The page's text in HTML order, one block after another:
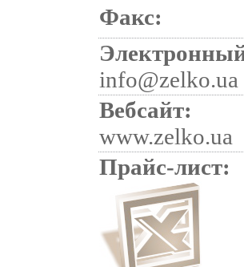
Факс:
info@zelko.ua
Вебсайт:
www.zelko.ua
Прайс-лист: